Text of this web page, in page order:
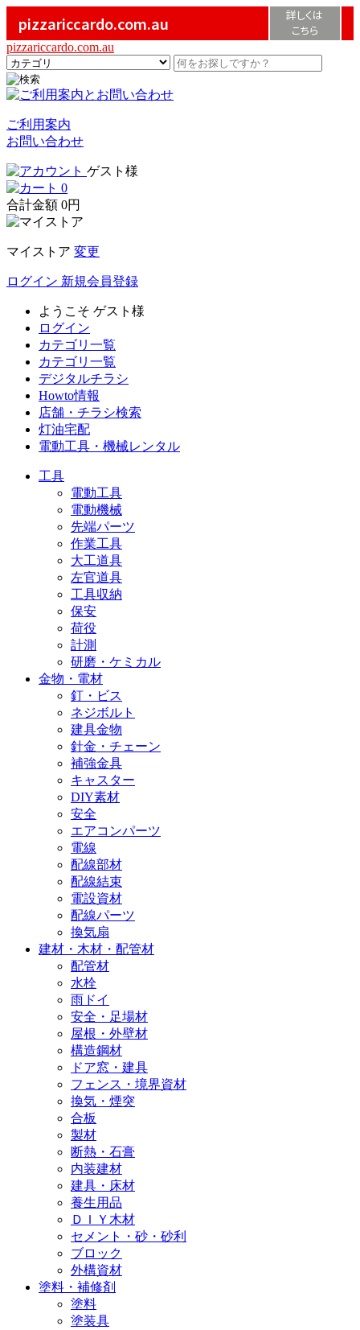
pizzariccardo.com.au
詳しくは
こちら
pizzariccardo.com.au
ご利用案内
お問い合わせ
ゲスト様
0
合計金額 0円
マイストア 変更
ログイン 新規会員登録
ようこそ ゲスト様
ログイン
カテゴリ一覧
カテゴリ一覧
デジタルチラシ
Howto情報
店舗・チラシ検索
灯油宅配
電動工具・機械レンタル
工具
電動工具
電動機械
先端パーツ
作業工具
大工道具
左官道具
工具収納
保安
荷役
計測
研磨・ケミカル
金物・電材
釘・ビス
ネジボルト
建具金物
針金・チェーン
補強金具
キャスター
DIY素材
安全
エアコンパーツ
電線
配線部材
配線結束
電設資材
配線パーツ
換気扇
建材・木材・配管材
配管材
水栓
雨ドイ
安全・足場材
屋根・外壁材
構造鋼材
ドア窓・建具
フェンス・境界資材
換気・煙突
合板
製材
断熱・石膏
内装建材
建具・床材
養生用品
ＤＩＹ木材
セメント・砂・砂利
ブロック
外構資材
塗料・補修剤
塗料
塗装具